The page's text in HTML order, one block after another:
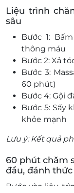
Liệu trình
sâu
Bước 1:
thông máu
Bước 2: Xả
Bước 3:
60 phút)
Bước 4: Gội
Bước 5: Sấy
khỏe mạnh
Lưu ý: Kết quả
60 phút chăm
đầu, đánh
Bước vào liệu